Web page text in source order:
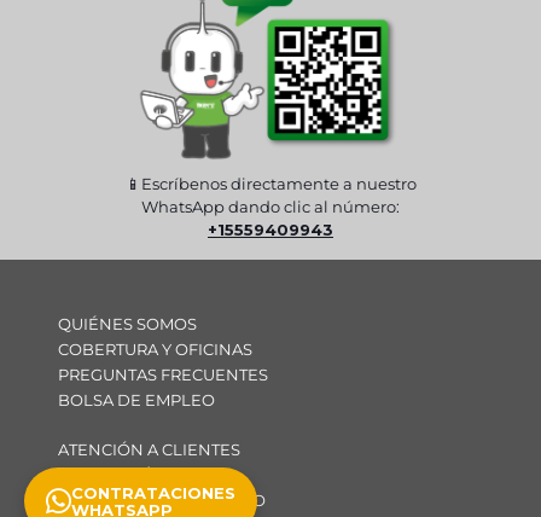
📱Escríbenos directamente a nuestro
WhatsApp dando clic al número:
+15559409943
QUIÉNES SOMOS
COBERTURA Y OFICINAS
PREGUNTAS FRECUENTES
BOLSA DE EMPLEO
ATENCIÓN A CLIENTES
PAGO EN LÍNEA
SOLICITUD DE CONTRATO
CONTRATACIONES
WHATSAPP